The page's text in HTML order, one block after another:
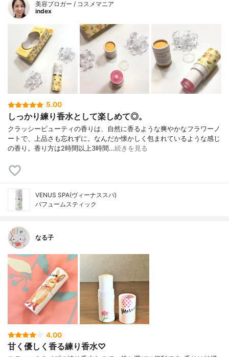
美容ブロガー / コスメマニア
index
5.00
しっかり練り香水として楽しめて◎。
クラッシービューティの香りは、自然に香るような爽やかなフラワーノ
ートで、上品さも忘れずに。なんだか懐かしく包まれているような感じ
の香り。香り方は2時間以上3時間…続きを見る
VENUS SPA(ヴィーナススパ)
パフュームスティック
なる子
4.00
甘く優しく香る練り香水♡